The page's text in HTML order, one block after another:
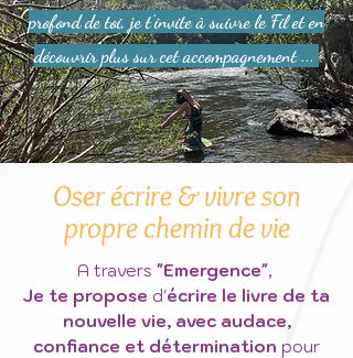
profond de toi, je t'invite à suivre le Fil et en
découvrir plus sur cet accompagnement ...
Oser écrire & vivre son
propre chemin de vie
A travers "Emergence",
Je te propose d'écrire le livre de ta
nouvelle vie, avec audace,
confiance et détermination pour